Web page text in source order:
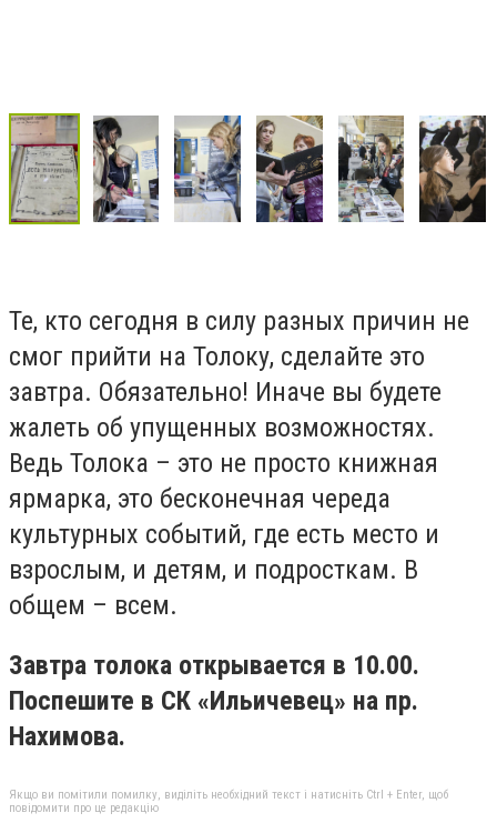
Те, кто сегодня в силу разных причин не
смог прийти на Толоку, сделайте это
завтра. Обязательно! Иначе вы будете
жалеть об упущенных возможностях.
Ведь Толока – это не просто книжная
ярмарка, это бесконечная череда
культурных событий, где есть место и
взрослым, и детям, и подросткам. В
общем – всем.
Завтра толока открывается в 10.00.
Поспешите в СК «Ильичевец» на пр.
Нахимова.
Якщо ви помітили помилку, виділіть необхідний текст і натисніть Ctrl + Enter, щоб
повідомити про це редакцію